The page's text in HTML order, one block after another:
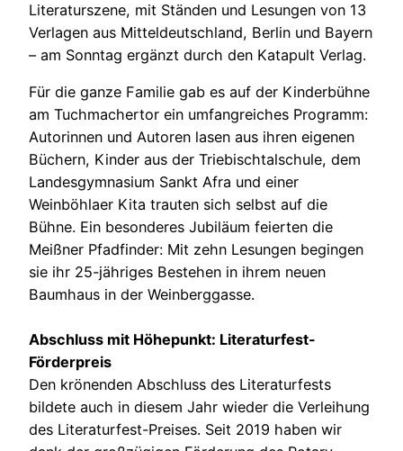
Literaturszene, mit Ständen und Lesungen von 13
Verlagen aus Mitteldeutschland, Berlin und Bayern
– am Sonntag ergänzt durch den Katapult Verlag.
Für die ganze Familie gab es auf der Kinderbühne
am Tuchmachertor ein umfangreiches Programm:
Autorinnen und Autoren lasen aus ihren eigenen
Büchern, Kinder aus der Triebischtalschule, dem
Landesgymnasium Sankt Afra und einer
Weinböhlaer Kita trauten sich selbst auf die
Bühne. Ein besonderes Jubiläum feierten die
Meißner Pfadfinder: Mit zehn Lesungen begingen
sie ihr 25-jähriges Bestehen in ihrem neuen
Baumhaus in der Weinberggasse.
Abschluss mit Höhepunkt: Literaturfest-
Förderpreis
Den krönenden Abschluss des Literaturfests
bildete auch in diesem Jahr wieder die Verleihung
des Literaturfest-Preises. Seit 2019 haben wir